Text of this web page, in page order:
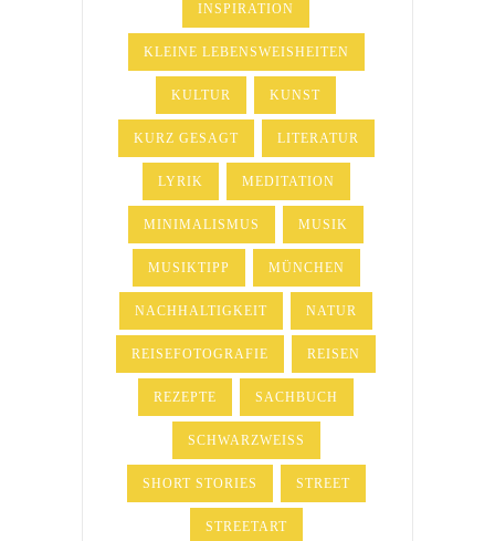
INSPIRATION
KLEINE LEBENSWEISHEITEN
KULTUR KUNST
KURZ GESAGT LITERATUR
LYRIK MEDITATION
MINIMALISMUS MUSIK
MUSIKTIPP MÜNCHEN
NACHHALTIGKEIT NATUR
REISEFOTOGRAFIE REISEN
REZEPTE SACHBUCH
SCHWARZWEISS
SHORT STORIES STREET
STREETART